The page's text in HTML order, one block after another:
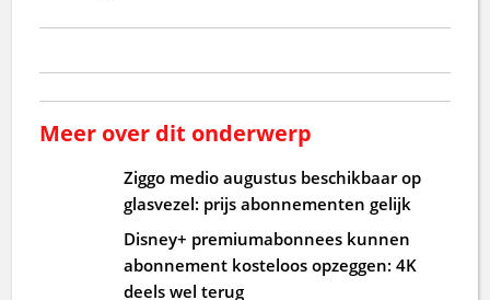
Meer over dit onderwerp
Ziggo medio augustus beschikbaar op
glasvezel: prijs abonnementen gelijk
Disney+ premiumabonnees kunnen
abonnement kosteloos opzeggen: 4K
deels wel terug